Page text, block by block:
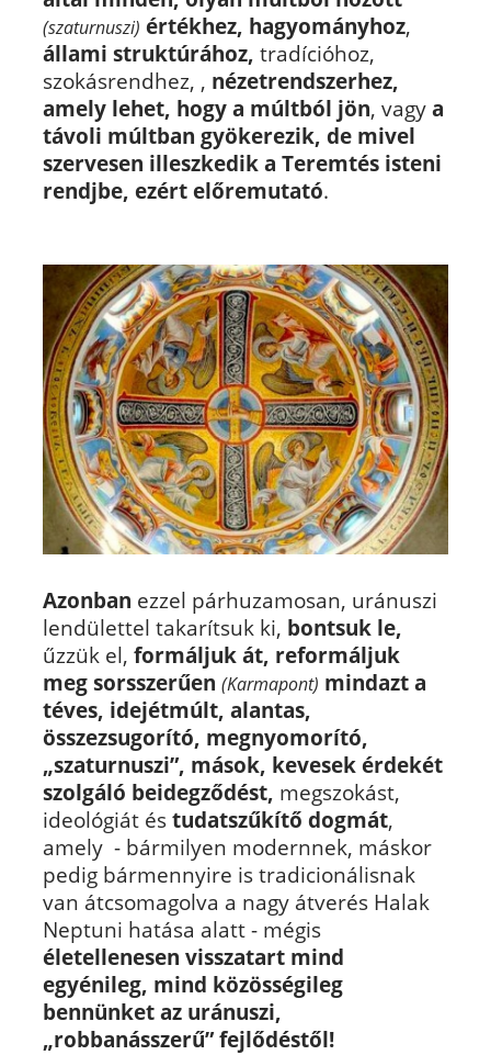
(szaturnuszi) értékhez, hagyományhoz,
állami struktúrához, tradícióhoz,
szokásrendhez, , nézetrendszerhez,
amely lehet, hogy a múltból jön, vagy a
távoli múltban gyökerezik, de mivel
szervesen illeszkedik a Teremtés isteni
rendjbe, ezért előremutató.
Azonban ezzel párhuzamosan, uránuszi
lendülettel takarítsuk ki, bontsuk le,
űzzük el, formáljuk át, reformáljuk
meg sorsszerűen (Karmapont) mindazt a
téves, idejétmúlt, alantas,
összezsugorító, megnyomorító,
„szaturnuszi”, mások, kevesek érdekét
szolgáló beidegződést, megszokást,
ideológiát és tudatszűkítő dogmát,
amely - bármilyen modernnek, máskor
pedig bármennyire is tradicionálisnak
van átcsomagolva a nagy átverés Halak
Neptuni hatása alatt - mégis
életellenesen visszatart mind
egyénileg, mind közösségileg
bennünket az uránuszi,
„robbanásszerű” fejlődéstől!